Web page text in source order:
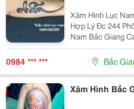
Xăm Hình Lục
Hợp Lý Đc 244
Nam Bắc Giang
Namxăm Hình
Lục Namxăm
Hình Lục Namxăm
0984 *** *** Bắc
Xăm Hình Bắc